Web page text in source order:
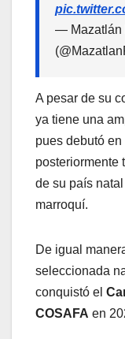
— Mazatlán
A pesar de su
ya tiene una
pues debutó en
posteriormente
de su país
marroquí.
De igual
seleccionada
conquistó el
COSAFA en